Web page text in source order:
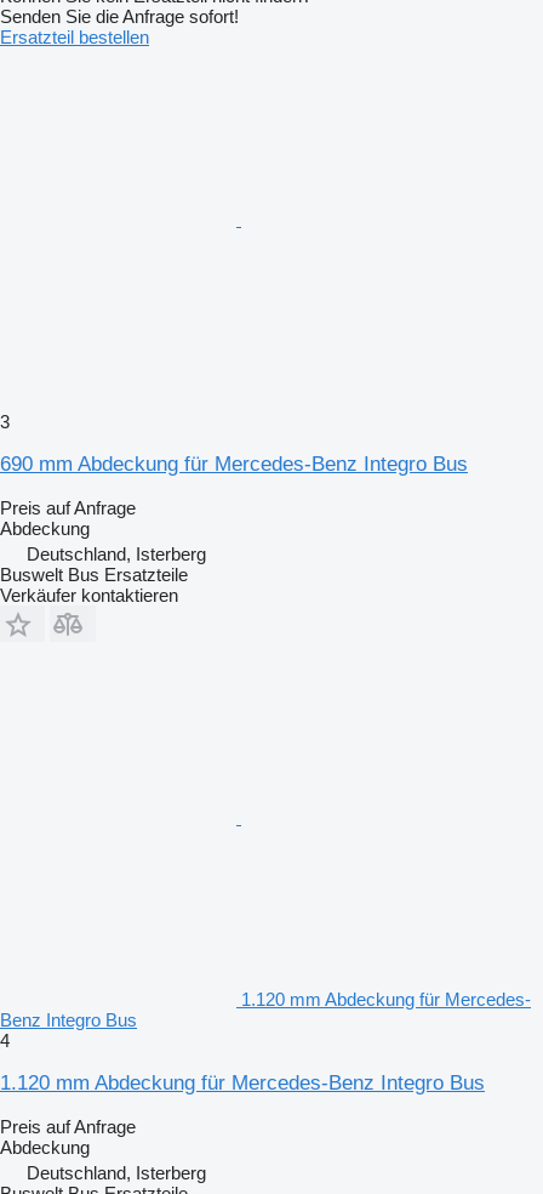
Senden Sie die Anfrage sofort!
Ersatzteil bestellen
3
690 mm Abdeckung für Mercedes-Benz Integro Bus
Preis auf Anfrage
Abdeckung
Deutschland, Isterberg
Buswelt Bus Ersatzteile
Verkäufer kontaktieren
1.120 mm Abdeckung für Mercedes-
Benz Integro Bus
4
1.120 mm Abdeckung für Mercedes-Benz Integro Bus
Preis auf Anfrage
Abdeckung
Deutschland, Isterberg